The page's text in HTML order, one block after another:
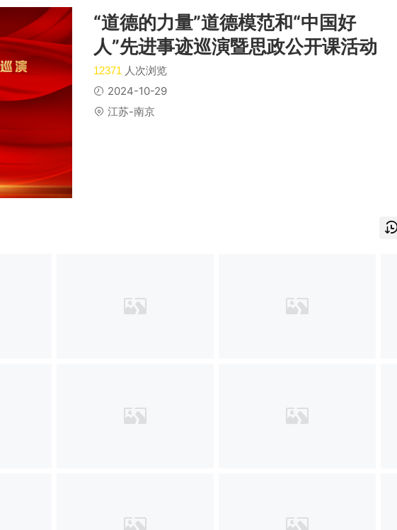
“道德的力量”道德模范和“中国好
人”先进事迹巡演暨思政公开课活动
12371 人次浏览
2024-10-29
江苏-南京